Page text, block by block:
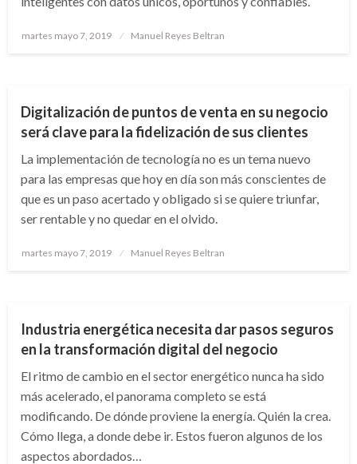
Publicado
martes mayo 7, 2019 Manuel Reyes Beltran
Digitalización de puntos de venta en su negocio
será clave para la fidelización de sus clientes
La implementación de tecnología no es un tema nuevo
para las empresas que hoy en día son más conscientes de
que es un paso acertado y obligado si se quiere triunfar,
ser rentable y no quedar en el olvido.
Publicado
martes mayo 7, 2019 Manuel Reyes Beltran
Industria energética necesita dar pasos seguros
en la transformación digital del negocio
El ritmo de cambio en el sector energético nunca ha sido
más acelerado, el panorama completo se está
modificando. De dónde proviene la energía. Quién la crea.
Cómo llega, a donde debe ir. Estos fueron algunos de los
aspectos abordados…